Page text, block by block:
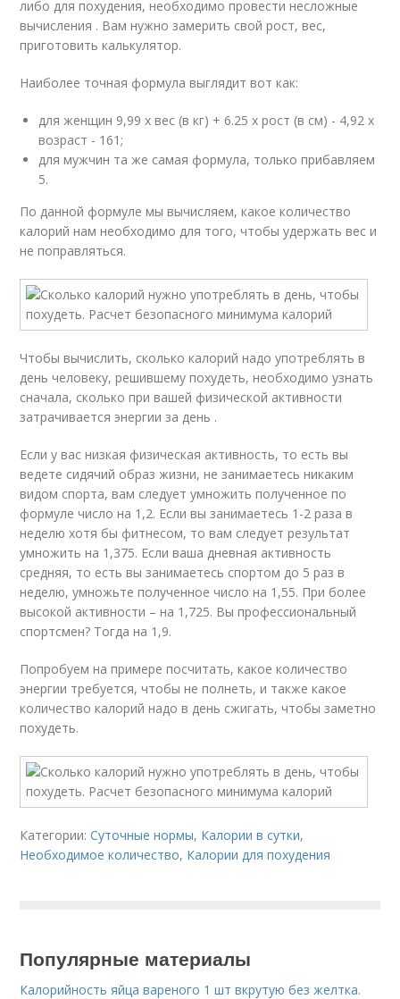
либо для похудения, необходимо провести несложные
вычисления . Вам нужно замерить свой рост, вес,
приготовить калькулятор.
Наиболее точная формула выглядит вот как:
для женщин 9,99 х вес (в кг) + 6.25 х рост (в см) - 4,92 х
возраст - 161;
для мужчин та же самая формула, только прибавляем
5.
По данной формуле мы вычисляем, какое количество
калорий нам необходимо для того, чтобы удержать вес и
не поправляться.
Чтобы вычислить, сколько калорий надо употреблять в
день человеку, решившему похудеть, необходимо узнать
сначала, сколько при вашей физической активности
затрачивается энергии за день .
Если у вас низкая физическая активность, то есть вы
ведете сидячий образ жизни, не занимаетесь никаким
видом спорта, вам следует умножить полученное по
формуле число на 1,2. Если вы занимаетесь 1-2 раза в
неделю хотя бы фитнесом, то вам следует результат
умножить на 1,375. Если ваша дневная активность
средняя, то есть вы занимаетесь спортом до 5 раз в
неделю, умножьте полученное число на 1,55. При более
высокой активности – на 1,725. Вы профессиональный
спортсмен? Тогда на 1,9.
Попробуем на примере посчитать, какое количество
энергии требуется, чтобы не полнеть, и также какое
количество калорий надо в день сжигать, чтобы заметно
похудеть.
Категории:Суточные нормы, Калории в сутки,
Необходимое количество, Калории для похудения
Популярные материалы
Калорийность яйца вареного 1 шт вкрутую без желтка.